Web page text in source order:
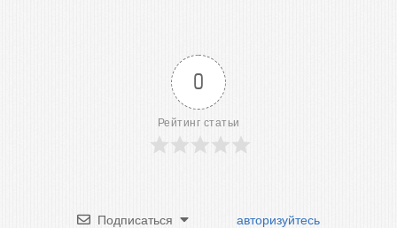
0
Рейтинг статьи
Подписаться авторизуйтесь